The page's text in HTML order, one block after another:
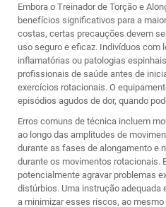
Embora o Treinador de Torção e
benefícios significativos para a
costas, certas precauções devem
uso seguro e eficaz. Indivíduos com
inflamatórias ou patologias
profissionais de saúde antes de
exercícios rotacionais. O
episódios agudos de dor, quando
Erros comuns de técnica incluem
ao longo das amplitudes de
durante as fases de alongamento e
durante os movimentos rotacionais.
potencialmente agravar problemas
distúrbios. Uma instrução adequada
a minimizar esses riscos, ao